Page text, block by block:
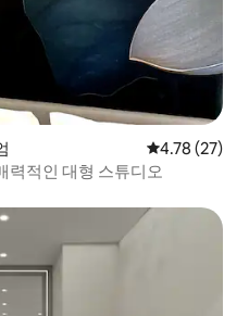
평점 4.78점
4.78 (27)
력적인 대형 스튜디오